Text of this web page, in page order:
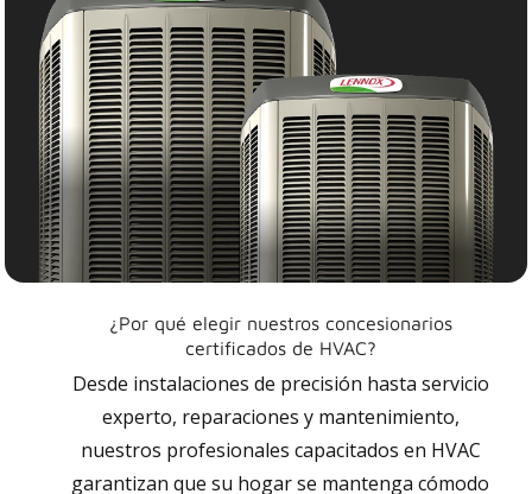
¿Por qué elegir nuestros concesionarios
certificados de HVAC?
Desde instalaciones de precisión hasta servicio
experto, reparaciones y mantenimiento,
nuestros profesionales capacitados en HVAC
garantizan que su hogar se mantenga cómodo